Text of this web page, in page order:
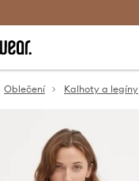
Oblečení Kalhoty a legíny